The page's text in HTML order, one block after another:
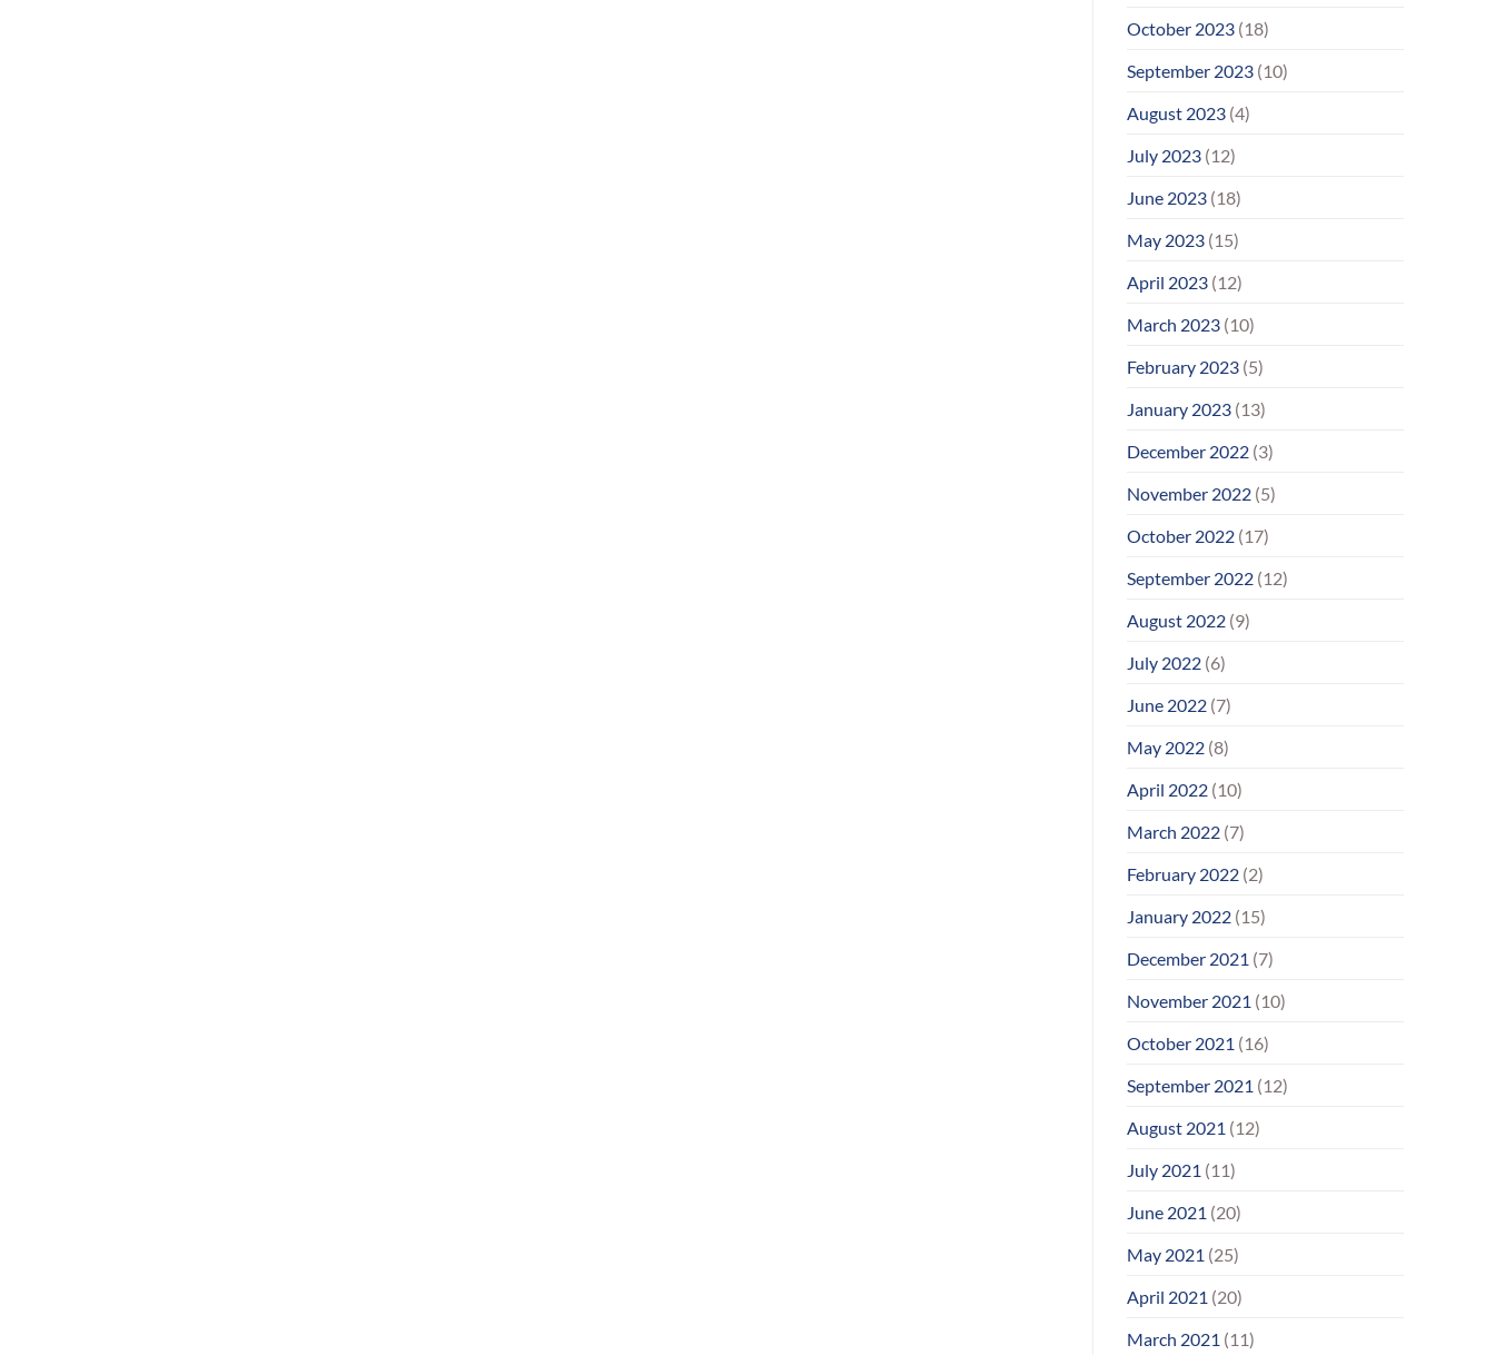
October 2023 (18)
September 2023 (10)
August 2023 (4)
July 2023 (12)
June 2023 (18)
May 2023 (15)
April 2023 (12)
March 2023 (10)
February 2023 (5)
January 2023 (13)
December 2022 (3)
November 2022 (5)
October 2022 (17)
September 2022 (12)
August 2022 (9)
July 2022 (6)
June 2022 (7)
May 2022 (8)
April 2022 (10)
March 2022 (7)
February 2022 (2)
January 2022 (15)
December 2021 (7)
November 2021 (10)
October 2021 (16)
September 2021 (12)
August 2021 (12)
July 2021 (11)
June 2021 (20)
May 2021 (25)
April 2021 (20)
March 2021 (11)